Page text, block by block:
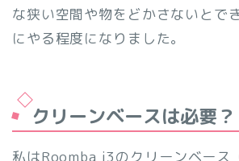
な狭い空間や物をどかさないとで
にやる程度になりました。
クリーンベースは必要？
私はRoomba i3のクリーンベース